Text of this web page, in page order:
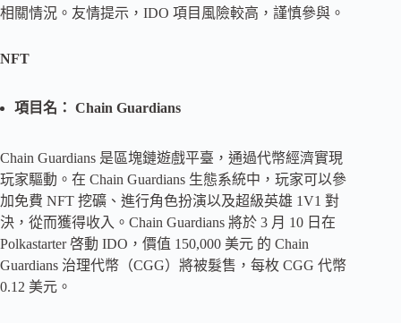
相關情況。友情提示，IDO 項目風險較高，謹慎參與。
NFT
項目名： Chain Guardians
Chain Guardians 是區塊鏈遊戲平臺，通過代幣經濟實現
玩家驅動。在 Chain Guardians 生態系統中，玩家可以參
加免費 NFT 挖礦、進行角色扮演以及超級英雄 1V1 對
決，從而獲得收入。Chain Guardians 將於 3 月 10 日在
Polkastarter 啓動 IDO，價值 150,000 美元 的 Chain
Guardians 治理代幣（CGG）將被髮售，每枚 CGG 代幣
0.12 美元。